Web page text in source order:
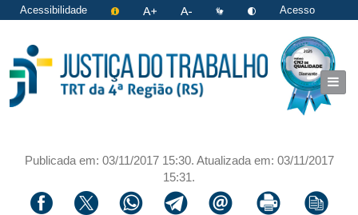
Acessibilidade
Acesso
Publicada em: 03/11/2017 15:30. Atualizada em: 03/11/2017
15:31.
Compartilhar via facebook
Compartilhar via twitter
Compartilhar via whatsapp
Compartilhar via telegram
Compartilhar via email
Imprimir a página
Copiar